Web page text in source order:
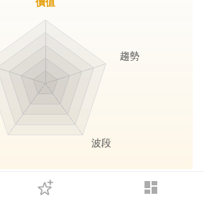
dashboard
下單
存股收息
趨勢
波段